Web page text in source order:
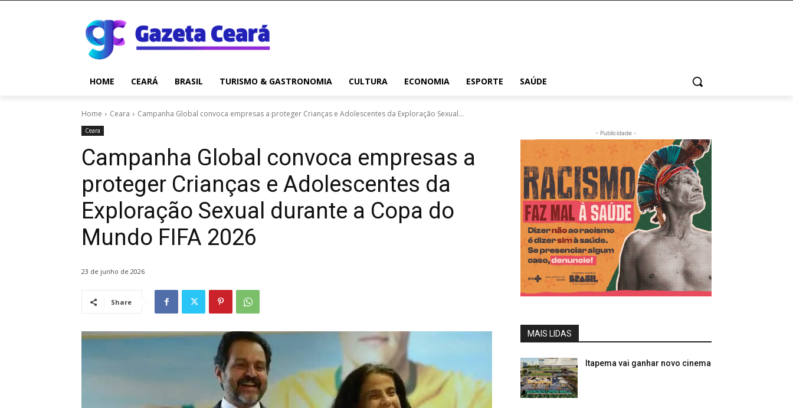
HOME CEARÁ BRASIL TURISMO & GASTRONOMIA CULTURA ECONOMIA ESPORTE SAÚDE
Home Ceara Campanha Global convoca empresas a proteger Crianças e Adolescentes da Exploração Sexual...
Ceara
Campanha Global convoca empresas a
proteger Crianças e Adolescentes da
Exploração Sexual durante a Copa do
Mundo FIFA 2026
23 de junho de 2026
Share
- Publicidade -
MAIS LIDAS
Itapema vai ganhar novo cinema